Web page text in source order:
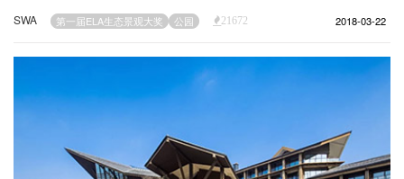
总面积91公顷。在最近几十年中，出于防洪考虑，过去大量的洲岛项目都
以堤围环绕岛屿，使人们失去了亲水的体验，同时也阻断了岛屿与河流的
度的负面影响，其中包括生物多样性的减少。当地政府规划一处总长约2
英里（约3.22km）的侵蚀沙洲——巴溪洲作为长沙市的新中央公园。
SWA 第一届ELA生态景观大奖 公园 21672 2018-03-22